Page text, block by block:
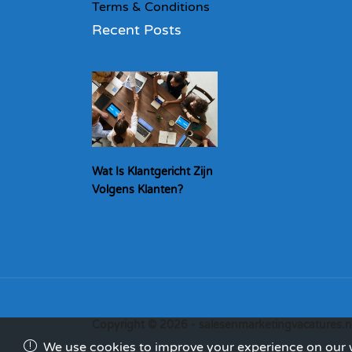
Terms & Conditions
Recent Posts
Wat Is Klantgericht Zijn
Volgens Klanten?
We use cookies to improve your experience on